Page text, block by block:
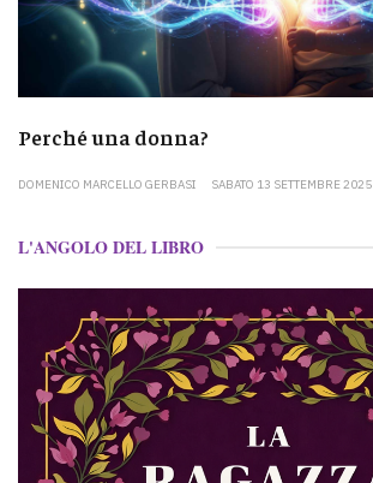
Perché una donna?
DOMENICO MARCELLO GERBASI SABATO 13 SETTEMBRE 2025
L'ANGOLO DEL LIBRO